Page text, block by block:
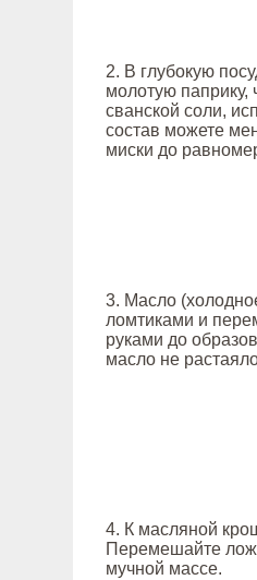
2. В глубокую
молотую паприку,
сванской соли,
состав можете
миски до
3. Масло
ломтиками и
руками до
масло не
4. К масляной
Перемешайте
мучной массе.